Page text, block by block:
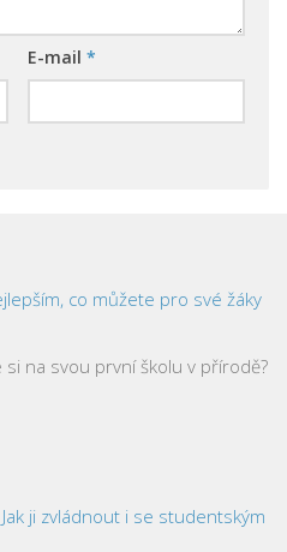
E-mail *
co můžete pro své žáky
si na svou první školu v přírodě?
ji zvládnout i se studentským